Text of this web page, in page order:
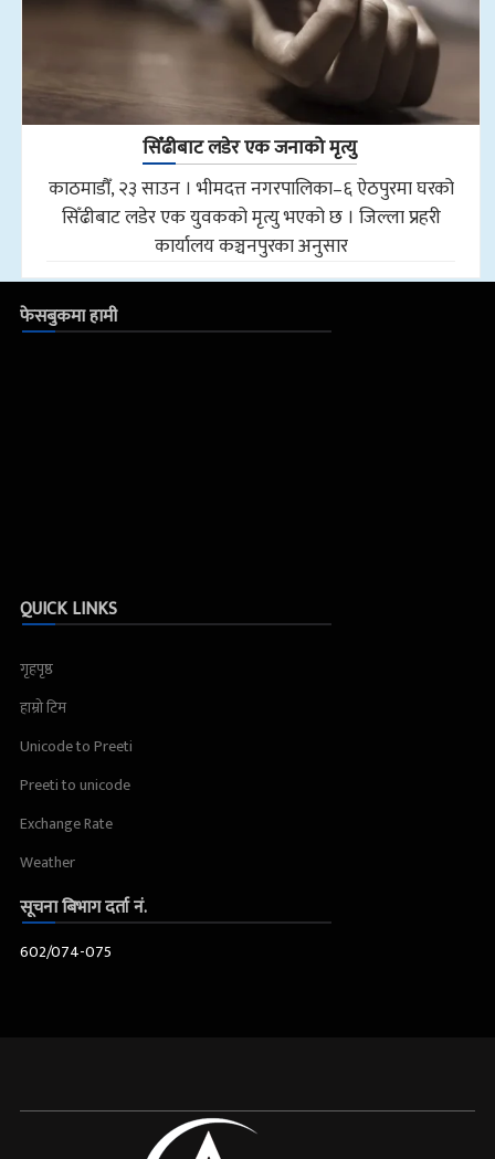
सिँढीबाट लडेर एक जनाको मृत्यु
काठमाडौँ, २३ साउन । भीमदत्त नगरपालिका–६ ऐठपुरमा घरको
सिँढीबाट लडेर एक युवकको मृत्यु भएको छ । जिल्ला प्रहरी
कार्यालय कञ्चनपुरका अनुसार
फेसबुकमा हामी
QUICK LINKS
गृहपृष्ठ
हाम्रो टिम
Unicode to Preeti
Preeti to unicode
Exchange Rate
Weather
सूचना बिभाग दर्ता नं.
602/074-075